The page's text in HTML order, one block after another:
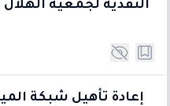
النقدية لجمعية الهلال
إعادة تأهيل شبكة